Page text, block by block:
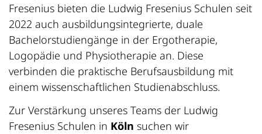
Fresenius bieten die Ludwig Fresenius Schulen seit
2022 auch ausbildungsintegrierte, duale
Bachelorstudiengänge in der Ergotherapie,
Logopädie und Physiotherapie an. Diese
verbinden die praktische Berufsausbildung mit
einem wissenschaftlichen Studienabschluss.
Zur Verstärkung unseres Teams der Ludwig
Fresenius Schulen in Köln suchen wir